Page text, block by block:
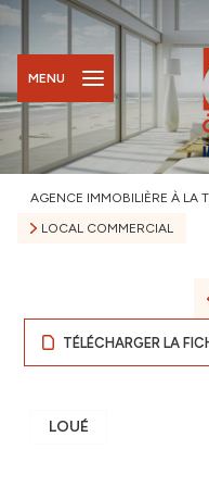
MENU
AGENCE IMMOBILIÈRE À LA
LOCAL COMMERCIAL
TÉLÉCHARGER LA
LOUÉ